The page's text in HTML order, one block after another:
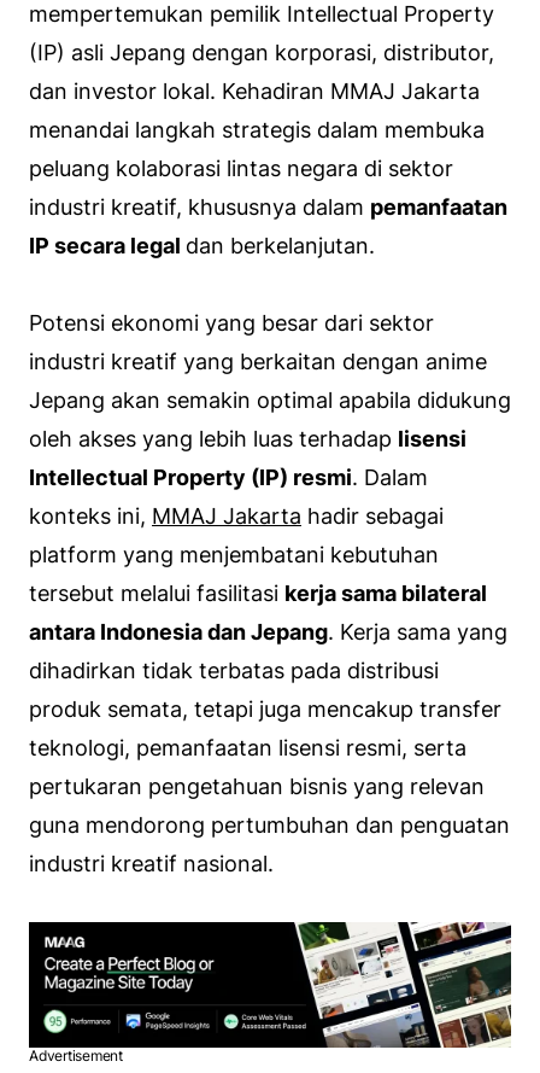
mempertemukan pemilik Intellectual Property
(IP) asli Jepang dengan korporasi, distributor,
dan investor lokal. Kehadiran MMAJ Jakarta
menandai langkah strategis dalam membuka
peluang kolaborasi lintas negara di sektor
industri kreatif, khususnya dalam pemanfaatan
IP secara legal dan berkelanjutan.
Potensi ekonomi yang besar dari sektor
industri kreatif yang berkaitan dengan anime
Jepang akan semakin optimal apabila didukung
oleh akses yang lebih luas terhadap lisensi
Intellectual Property (IP) resmi. Dalam
konteks ini, MMAJ Jakarta hadir sebagai
platform yang menjembatani kebutuhan
tersebut melalui fasilitasi kerja sama bilateral
antara Indonesia dan Jepang. Kerja sama yang
dihadirkan tidak terbatas pada distribusi
produk semata, tetapi juga mencakup transfer
teknologi, pemanfaatan lisensi resmi, serta
pertukaran pengetahuan bisnis yang relevan
guna mendorong pertumbuhan dan penguatan
industri kreatif nasional.
Advertisement